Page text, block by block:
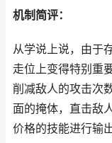
机制简评：
从学说上说，由于
走位上变得特别重
削减敌人的攻击次
面的掩体，直击敌
价格的技能进行输